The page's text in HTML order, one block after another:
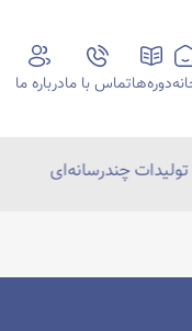
دوره‌هاتماس با مادرباره ما
تولیدات چندرسانه‌ای